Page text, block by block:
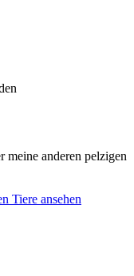
meine anderen pelzigen
Tiere ansehen